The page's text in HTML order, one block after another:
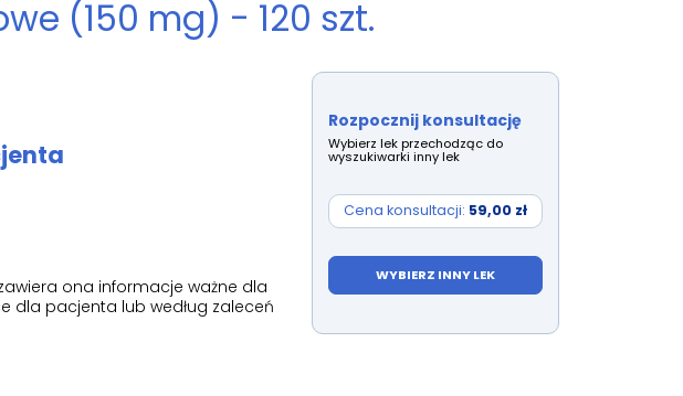
(150 mg) - 120 szt.
ona informacje ważne dla
dla pacjenta lub według zaleceń
Rozpocznij konsultację
Wybierz lek przechodząc do
wyszukiwarki inny lek
Cena konsultacji: 59,00 zł
WYBIERZ INNY LEK